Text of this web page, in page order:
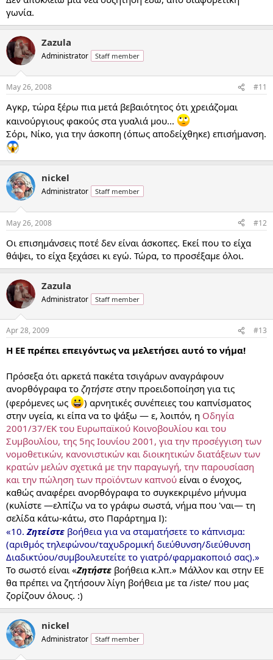
γωνία.
Zazula
Administrator Staff member
May 26, 2008 #11
Αγκρ, τώρα ξέρω πια μετά βεβαιότητος ότι χρειάζομαι
καινούργιους φακούς στα γυαλιά μου...
Σόρι, Νίκο, για την άσκοπη (όπως αποδείχθηκε) επισήμανση.
nickel
Administrator Staff member
May 26, 2008 #12
Οι επισημάνσεις ποτέ δεν είναι άσκοπες. Εκεί που το είχα
θάψει, το είχα ξεχάσει κι εγώ. Τώρα, το προσέξαμε όλοι.
Zazula
Administrator Staff member
Apr 28, 2009 #13
Η ΕΕ πρέπει επειγόντως να μελετήσει αυτό το νήμα!
Πρόσεξα ότι αρκετά πακέτα τσιγάρων αναγράφουν
ανορθόγραφα το ζητήστε στην προειδοποίηση για τις
(φερόμενες ως
) αρνητικές συνέπειες του καπνίσματος
στην υγεία, κι είπα να το ψάξω — ε, λοιπόν, η Οδηγία
2001/37/ΕΚ του Ευρωπαϊκού Κοινοβουλίου και του
Συμβουλίου, της 5ης Ιουνίου 2001, για την προσέγγιση των
νομοθετικών, κανονιστικών και διοικητικών διατάξεων των
κρατών μελών σχετικά με την παραγωγή, την παρουσίαση
και την πώληση των προϊόντων καπνού είναι ο ένοχος,
καθώς αναφέρει ανορθόγραφα το συγκεκριμένο μήνυμα
(κυλίστε —ελπίζω να το γράφω σωστά, νήμα που 'ναι— τη
σελίδα κάτω-κάτω, στο Παράρτημα Ι):
«10.Ζητείστε βοήθεια για να σταματήσετε το κάπνισμα:
(αριθμός τηλεφώνου/ταχυδρομική διεύθυνση/διεύθυνση
Διαδικτύου/συμβουλευτείτε το γιατρό/φαρμακοποιό σας).»
Το σωστό είναι «Ζητήστε βοήθεια κ.λπ.» Μάλλον και στην ΕΕ
θα πρέπει να ζητήσουν λίγη βοήθεια με τα /iste/ που μας
ζορίζουν όλους. :)
nickel
Administrator Staff member